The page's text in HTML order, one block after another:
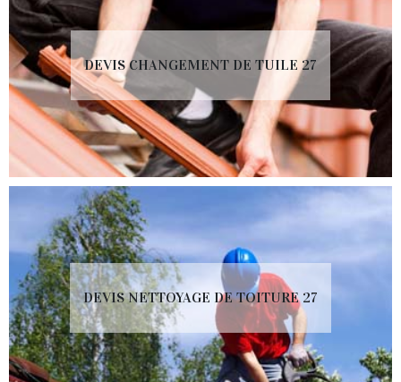
DEVIS CHANGEMENT DE TUILE 27
DEVIS NETTOYAGE DE TOITURE 27